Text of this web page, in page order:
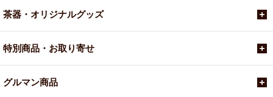
茶器・オリジナルグッズ
特別商品・お取り寄せ
グルマン商品